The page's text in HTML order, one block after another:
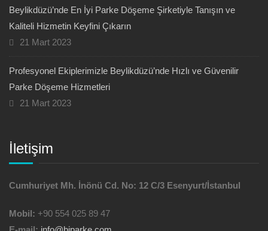
Beylikdüzü’nde En İyi Parke Döşeme Şirketiyle Tanışın ve
Kaliteli Hizmetin Keyfini Çıkarın
21 Mart 2023
Profesyonel Ekiplerimizle Beylikdüzü’nde Hızlı ve Güvenilir
Parke Döşeme Hizmetleri
21 Mart 2023
İletişim
Cumhuriyet Mh. İnönü Cd. No: 12 C/3 Esenyurt/İstanbul
Mobil: +90 554 025 89 47